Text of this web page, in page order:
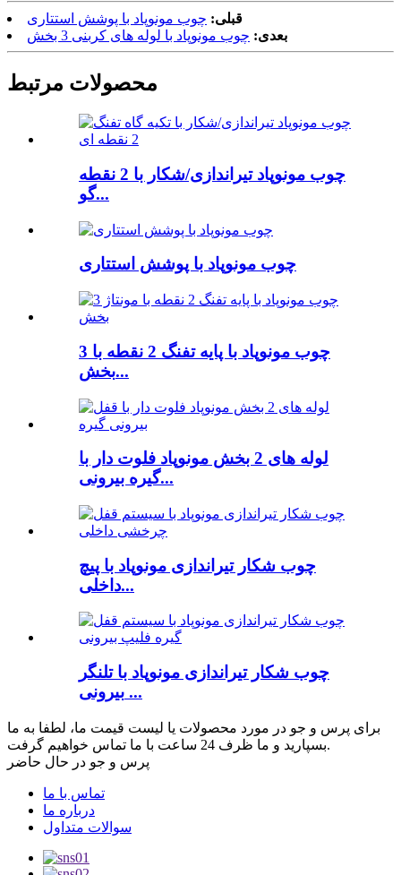
قبلی: چوب مونوپاد با پوشش استتاری
بعدی: چوب مونوپاد با لوله های کربنی 3 بخش
محصولات مرتبط
چوب مونوپاد تیراندازی/شکار با 2 نقطه
گو...
چوب مونوپاد با پوشش استتاری
چوب مونوپاد با پایه تفنگ 2 نقطه با 3
بخش...
لوله های 2 بخش مونوپاد فلوت دار با
گیره بیرونی...
چوب شکار تیراندازی مونوپاد با پیچ
داخلی...
چوب شکار تیراندازی مونوپاد با تلنگر
بیرونی ...
برای پرس و جو در مورد محصولات یا لیست قیمت ما، لطفا به ما
بسپارید و ما ظرف 24 ساعت با ما تماس خواهیم گرفت.
پرس و جو در حال حاضر
تماس با ما
درباره ما
سوالات متداول